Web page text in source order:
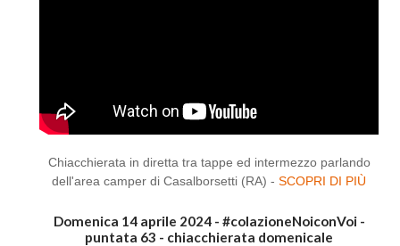
Chiacchierata in diretta tra tappe ed intermezzo parlando
dell'area camper di Casalborsetti (RA) - SCOPRI DI PIÙ
Domenica 14 aprile 2024 - #colazioneNoiconVoi -
puntata 63 - chiacchierata domenicale